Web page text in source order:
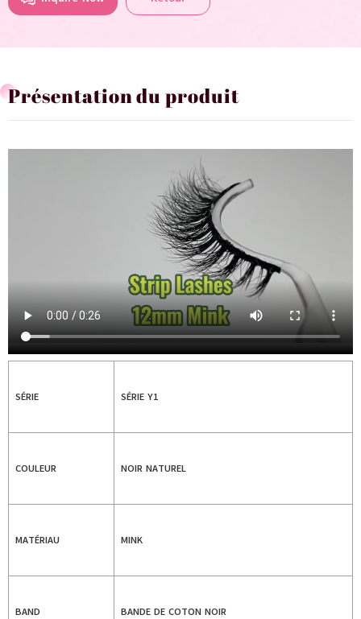
Présentation du produit
SÉRIE SÉRIE Y1
COULEUR NOIR NATUREL
MATÉRIAU MINK
BAND BANDE DE COTON NOIR